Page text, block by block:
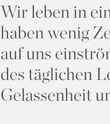
Wir leben in
haben wenig
auf uns
des täglichen
Gelassenheit